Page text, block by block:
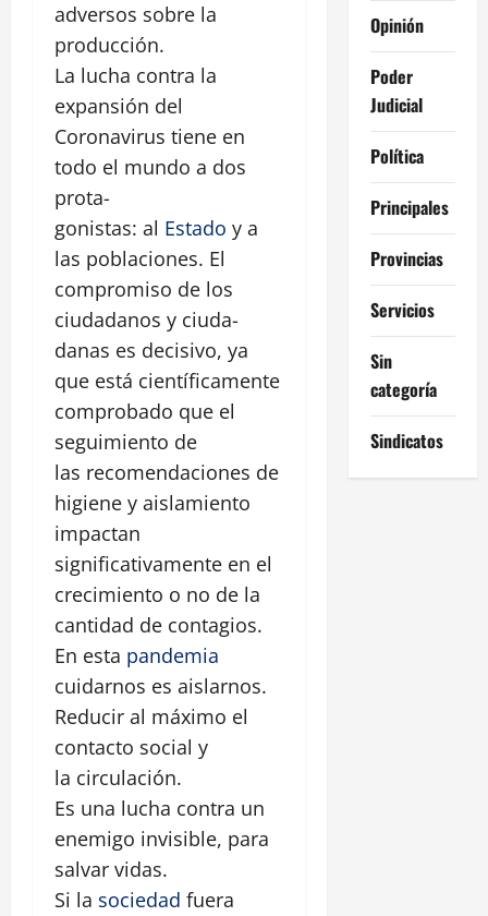
adversos sobre la
producción.
La lucha contra la
expansión del
Coronavirus tiene en
todo el mundo a dos
prota-
gonistas: al Estado y a
las poblaciones. El
compromiso de los
ciudadanos y ciuda-
danas es decisivo, ya
que está científicamente
comprobado que el
seguimiento de
las recomendaciones de
higiene y aislamiento
impactan
significativamente en el
crecimiento o no de la
cantidad de contagios.
En esta pandemia
cuidarnos es aislarnos.
Reducir al máximo el
contacto social y
la circulación.
Es una lucha contra un
enemigo invisible, para
salvar vidas.
Si la sociedad fuera
Opinión
Poder
Judicial
Política
Principales
Provincias
Servicios
Sin
categoría
Sindicatos